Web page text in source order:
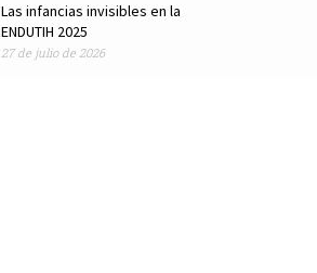
Las infancias invisibles en la
ENDUTIH 2025
27 de julio de 2026